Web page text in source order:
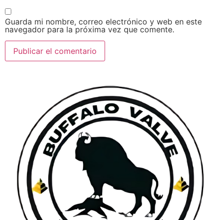
Guarda mi nombre, correo electrónico y web en este
navegador para la próxima vez que comente.